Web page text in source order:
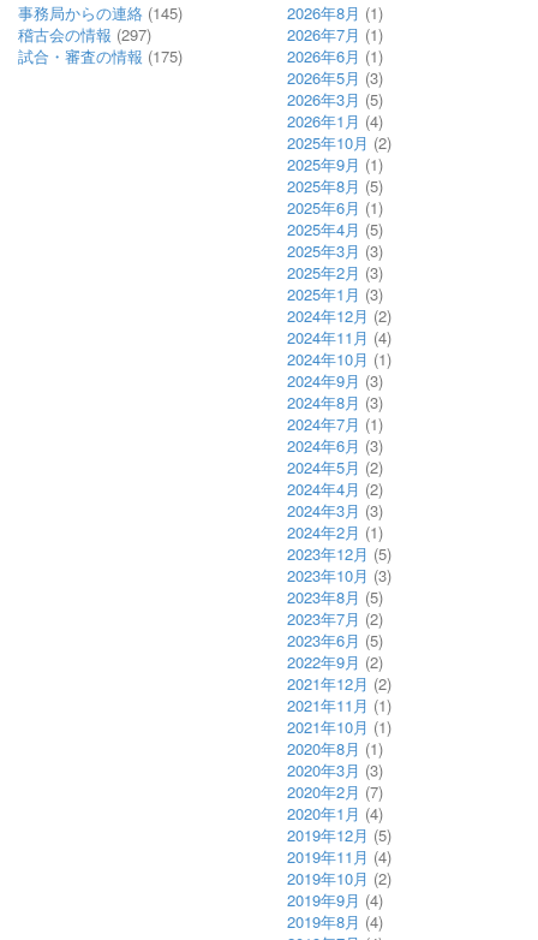
事務局からの連絡 (145)
稽古会の情報 (297)
試合・審査の情報 (175)
2026年8月 (1)
2026年7月 (1)
2026年6月 (1)
2026年5月 (3)
2026年3月 (5)
2026年1月 (4)
2025年10月 (2)
2025年9月 (1)
2025年8月 (5)
2025年6月 (1)
2025年4月 (5)
2025年3月 (3)
2025年2月 (3)
2025年1月 (3)
2024年12月 (2)
2024年11月 (4)
2024年10月 (1)
2024年9月 (3)
2024年8月 (3)
2024年7月 (1)
2024年6月 (3)
2024年5月 (2)
2024年4月 (2)
2024年3月 (3)
2024年2月 (1)
2023年12月 (5)
2023年10月 (3)
2023年8月 (5)
2023年7月 (2)
2023年6月 (5)
2022年9月 (2)
2021年12月 (2)
2021年11月 (1)
2021年10月 (1)
2020年8月 (1)
2020年3月 (3)
2020年2月 (7)
2020年1月 (4)
2019年12月 (5)
2019年11月 (4)
2019年10月 (2)
2019年9月 (4)
2019年8月 (4)